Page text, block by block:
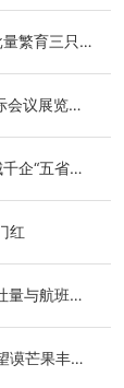
繁育三只
会议展览中
企“五省
红
量与航班起
谟芒果丰收